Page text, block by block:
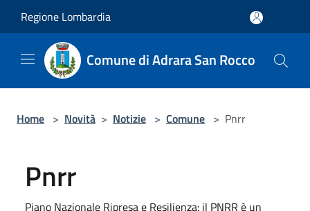
Regione Lombardia
Comune di Adrara San Rocco
Home > Novità > Notizie > Comune > Pnrr
Pnrr
Piano Nazionale Ripresa e Resilienza: il PNRR è un